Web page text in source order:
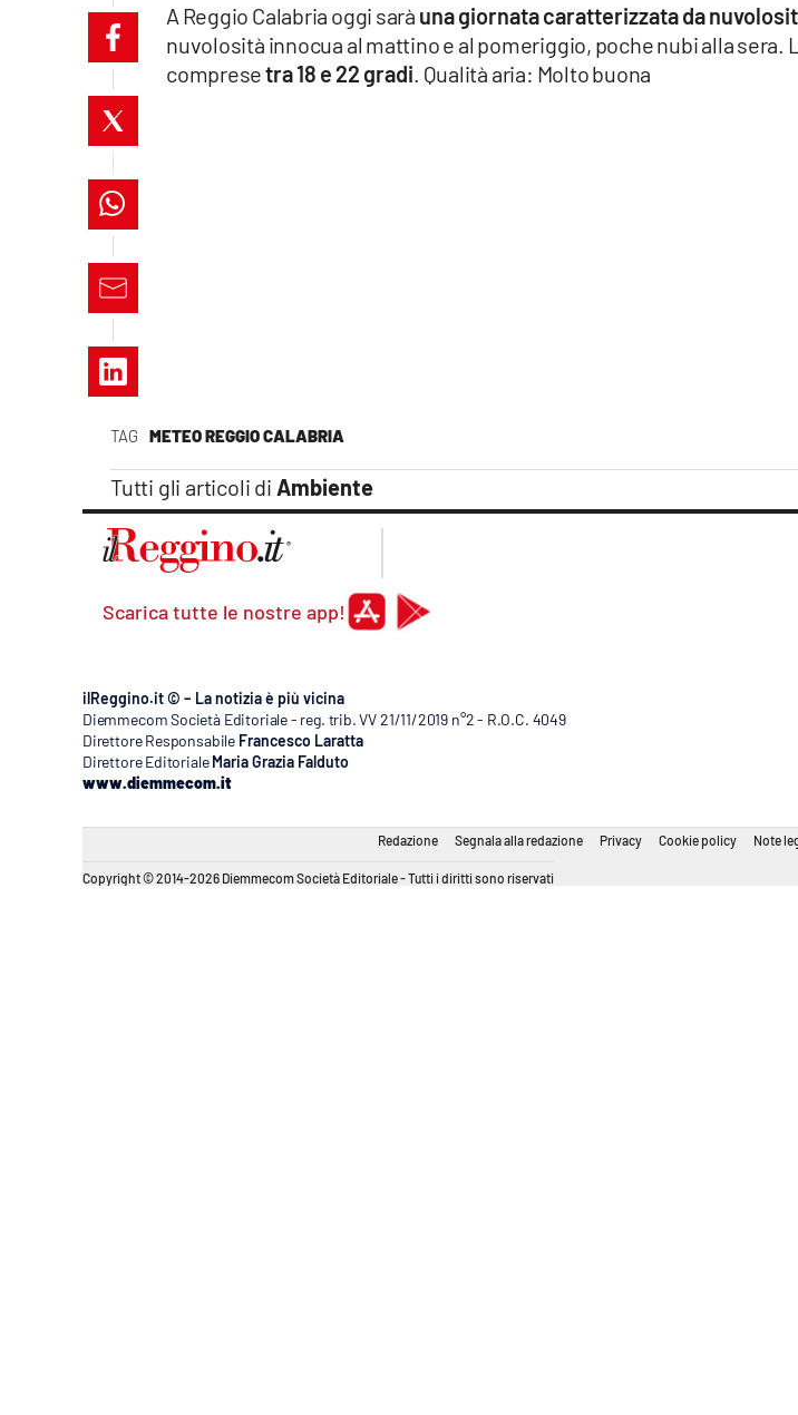
catanzarochannel.it
lacapitalenews.it
Vai
TAG METEO REGGIO CALABRIA
Tutti gli articoli di Ambiente
A Reggio Calabria oggi sarà una giornata caratterizzata da
nuvolosità innocua al mattino e al pomeriggio, poche nubi alla sera.
compresetra 18 e 22 gradi. Qualità aria: Molto buona
Scarica tutte le nostre app!
ilReggino.it © – La notizia è più vicina
Diemmecom Società Editoriale - reg. trib. VV 21/11/2019 n°2 - R.O.C. 4049
Direttore Responsabile Francesco Laratta
Direttore Editoriale Maria Grazia Falduto
www.diemmecom.it
Redazione Segnala alla redazione Privacy Cookie policy Note
Copyright © 2014-2026 Diemmecom Società Editoriale - Tutti i diritti sono riservati